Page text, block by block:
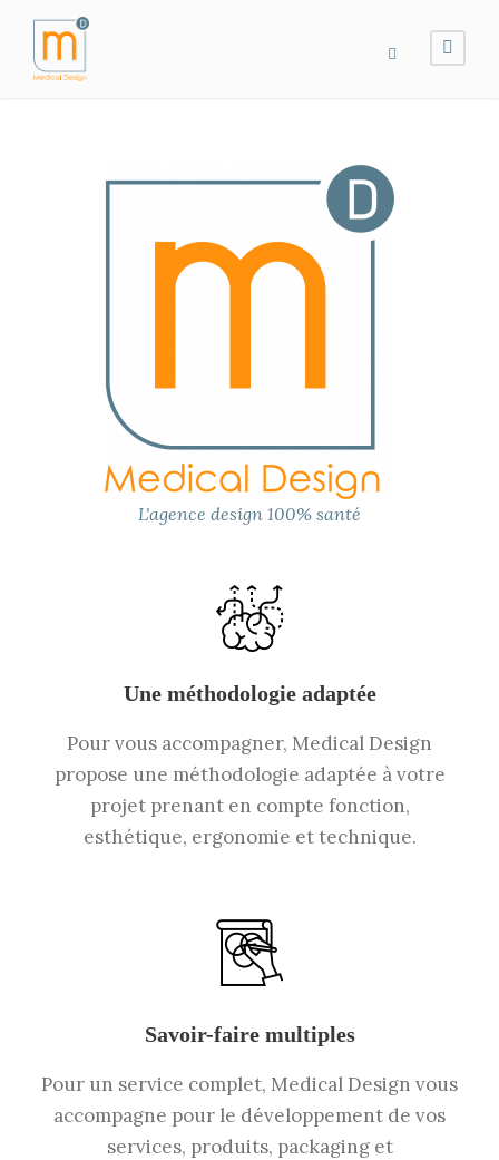
L'agence design 100% santé
Une méthodologie adaptée
Pour vous accompagner, Medical Design
propose une méthodologie adaptée à votre
projet prenant en compte fonction,
esthétique, ergonomie et technique.
Savoir-faire multiples
Pour un service complet, Medical Design vous
accompagne pour le développement de vos
services, produits, packaging et